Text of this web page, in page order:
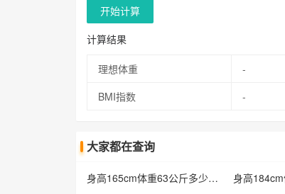
开始计算
计算结果
理想体重
-
BMI指数
-
大家都在查询
身高165cm体重63公斤多少标准